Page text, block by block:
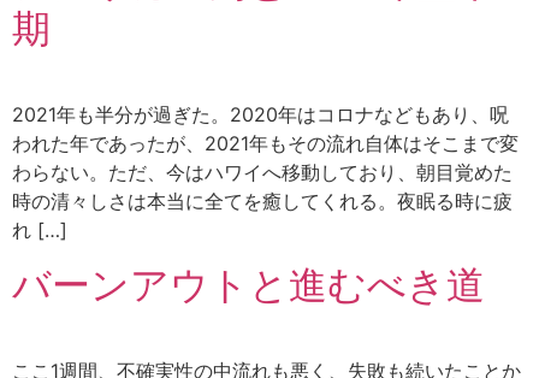
期
2021年も半分が過ぎた。2020年はコロナなどもあり、呪
われた年であったが、2021年もその流れ自体はそこまで変
わらない。ただ、今はハワイへ移動しており、朝目覚めた
時の清々しさは本当に全てを癒してくれる。夜眠る時に疲
れ […]
バーンアウトと進むべき道
ここ1週間、不確実性の中流れも悪く、失敗も続いたことか